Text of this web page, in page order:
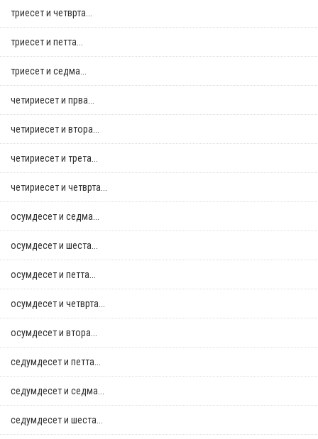
триесет и четврта...
триесет и петта...
триесет и седма...
четириесет и прва...
четириесет и втора...
четириесет и трета...
четириесет и четврта...
осумдесет и седма...
осумдесет и шеста...
осумдесет и петта...
осумдесет и четврта...
осумдесет и втора...
седумдесет и петта...
седумдесет и седма...
седумдесет и шеста...